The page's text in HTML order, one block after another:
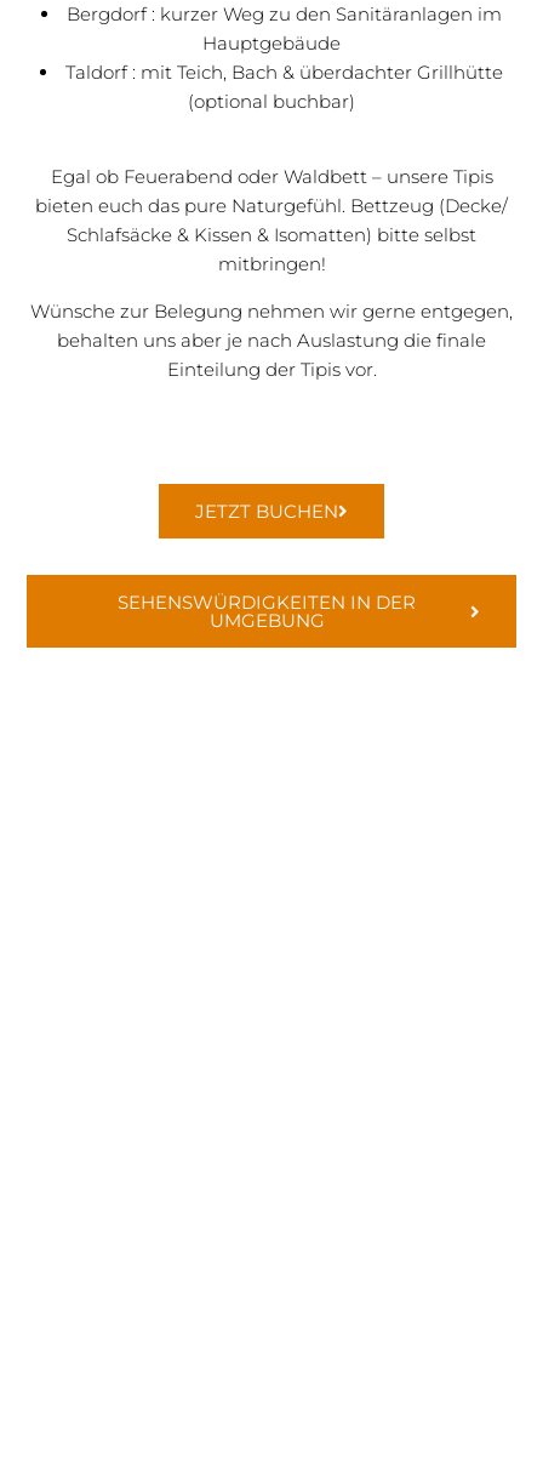
Bergdorf : kurzer Weg zu den Sani­tär­an­lagen im
Haupt­ge­bäude
Taldorf : mit Teich, Bach & über­dachter Grill­hütte
(optional buchbar)
Egal ob Feuer­abend oder Waldbett – unsere Tipis
bieten euch das pure Natur­ge­fühl. Bettzeug (Decke/
Schlaf­säcke & Kissen & Isomatten) bitte selbst
mitbringen!
Wünsche zur Belegung nehmen wir gerne entgegen,
behalten uns aber je nach Auslas­tung die finale
Eintei­lung der Tipis vor.
JETZT BUCHEN
SEHENS­WÜR­DIG­KEITEN IN DER
UMGEBUNG